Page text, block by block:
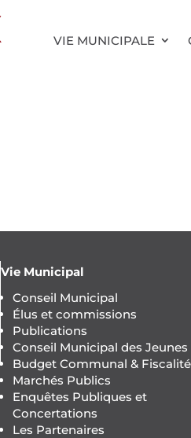
VIE MUNICIPALE
Vie Municipal
Conseil Municipal
Élus et commissions
Publications
Conseil Municipal des Jeunes
Budget Communal & Fiscalité
Marchés Publics
Enquêtes Publiques et
Concertations
Les Partenaires